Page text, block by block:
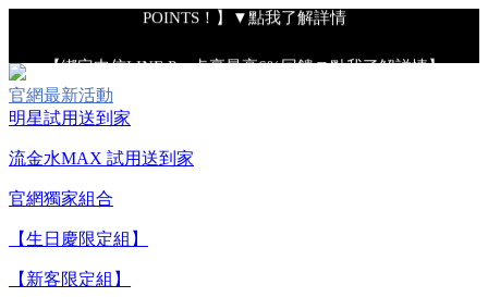
POINTS！】▼點我了解詳情
【綁定中信LINE Pay卡享最高6%回饋▼點我了解詳情】
【重要公告】IPSA 無法驗證非官方通路銷售之品牌商品的真實
性，也無法協助此類商品的售後服務
官網最新活動
明星試用送到家
流金水MAX 試用送到家
官網獨家組合
【生日慶限定組】
【新客限定組】